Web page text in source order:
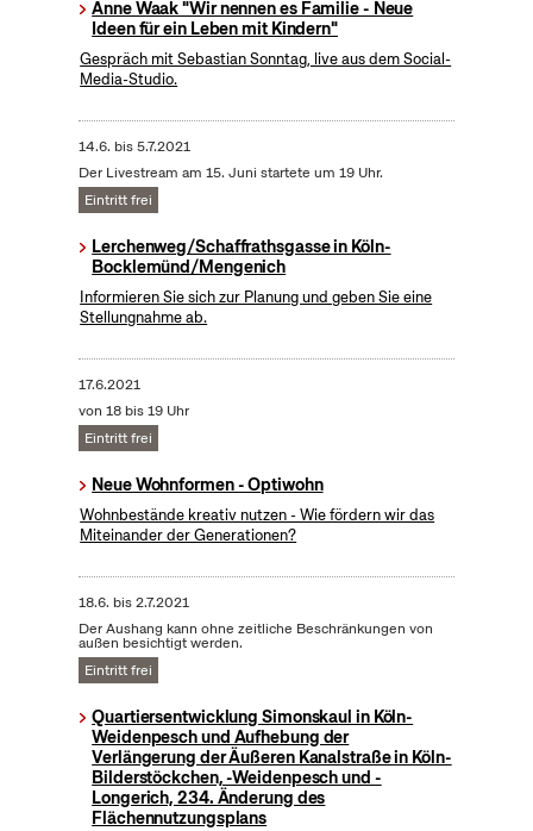
Anne Waak "Wir nennen es Familie - Neue
Ideen für ein Leben mit Kindern"
Gespräch mit Sebastian Sonntag, live aus dem Social-
Media-Studio.
14.6. bis5.7.2021
Der Livestream am 15. Juni startete um 19 Uhr.
Eintritt frei
Lerchenweg/Schaffrathsgasse in Köln-
Bocklemünd/Mengenich
Informieren Sie sich zur Planung und geben Sie eine
Stellungnahme ab.
17.6.2021
von 18 bis 19 Uhr
Eintritt frei
Neue Wohnformen - Optiwohn
Wohnbestände kreativ nutzen - Wie fördern wir das
Miteinander der Generationen?
18.6. bis2.7.2021
Der Aushang kann ohne zeitliche Beschränkungen von
außen besichtigt werden.
Eintritt frei
Quartiersentwicklung Simonskaul in Köln-
Weidenpesch und Aufhebung der
Verlängerung der Äußeren Kanalstraße in Köln-
Bilderstöckchen, -Weidenpesch und -
Longerich, 234. Änderung des
Flächennutzungsplans